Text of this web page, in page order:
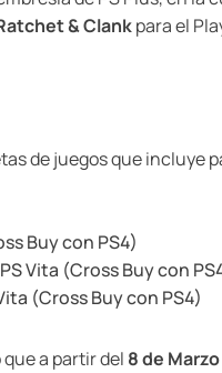
& Clankpara el
de juegos que incluye
Buy con PS4)
Vita (Cross Buy con
(Cross Buy con PS4)
a partir del 8 de